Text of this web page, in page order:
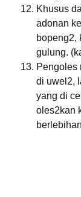
Khusus
adonan
bopeng2,
gulung.
Pengoles
di uwel2,
yang di
oles2kan